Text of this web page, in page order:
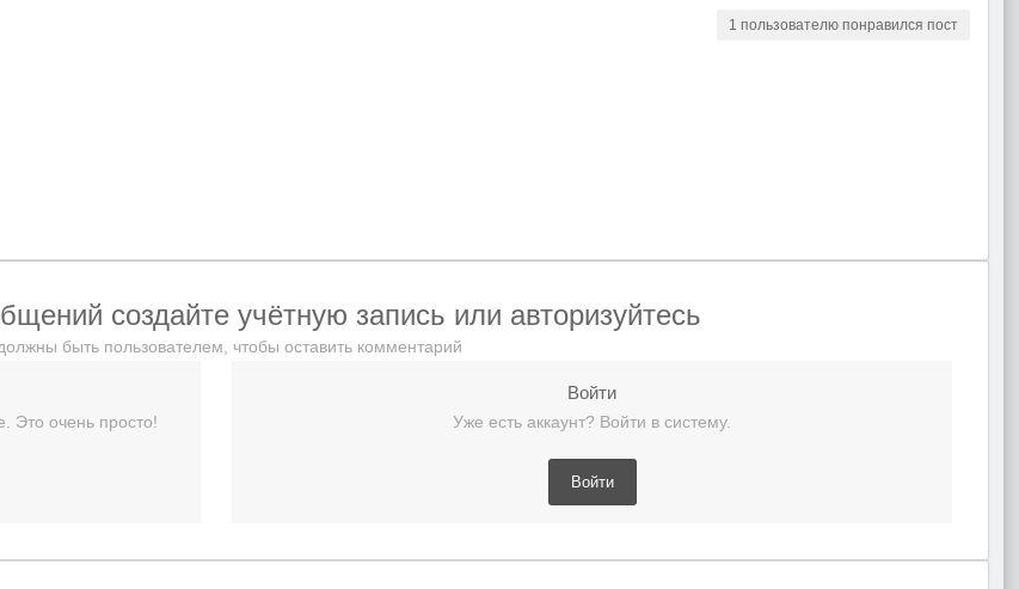
1 пользователю понравился пост
создайте учётную запись или авторизуйтесь
быть пользователем, чтобы оставить комментарий
Это очень просто!
Войти
Уже есть аккаунт? Войти в систему.
Войти